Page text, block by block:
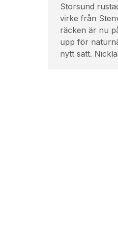
Storsund
virke från
räcken är nu
upp för
nytt sätt.